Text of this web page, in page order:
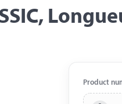
Product